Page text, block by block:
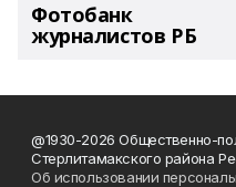
Фотобанк
журналистов РБ
@1930-2026 Общественно-
Стерлитамакского района
Об использовании